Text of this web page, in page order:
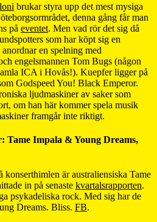
brukar styra upp det mest mysiga
denna gång får man
på eventet. Men vad rör det sig då
som har köpt sig en
en spelning med
engelsmannen Tom Bugs (någon
ICA i Hovås!). Kuepfer ligger på
Godspeed You! Black Emperor.
ljudmaskiner av saker som
om han här kommer spela musik
framgår inte riktigt.
Tame Impala & Young Dreams,
konserthimlen är australiensiska Tame
in på senaste kvartalsrapporten.
psykadeliska rock. Med sig har de
Dreams. Bliss. FB.